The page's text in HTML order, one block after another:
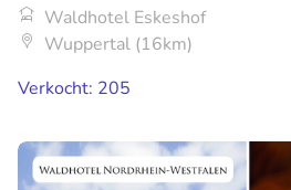
Waldhotel Eskeshof
Wuppertal (16km)
Verkocht: 205